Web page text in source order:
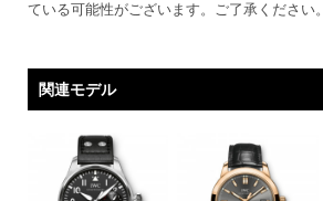
ている可能性がございます。ご了承ください。
関連モデル